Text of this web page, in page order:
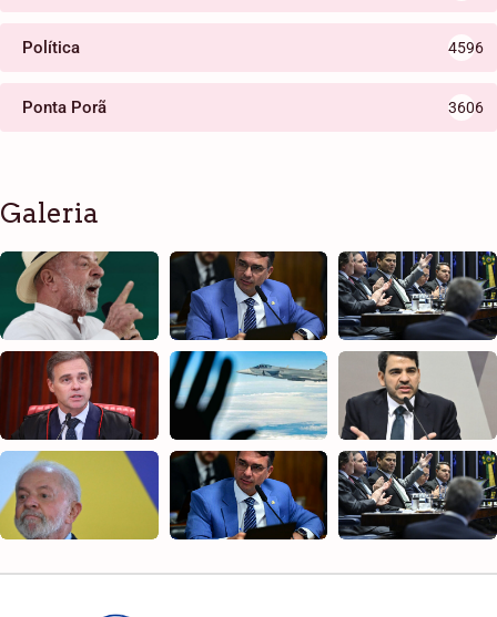
Política 4596
Ponta Porã 3606
Galeria